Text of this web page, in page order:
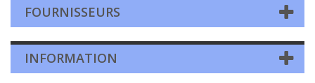
FOURNISSEURS
INFORMATION